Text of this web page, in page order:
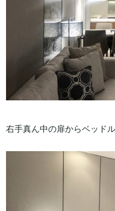
右手真ん中の扉からベッド